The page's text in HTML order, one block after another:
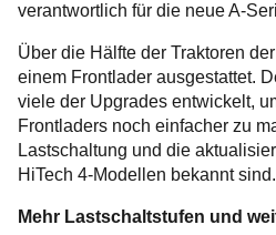
verantwortlich für die neue A-
Über die Hälfte der Traktoren
einem Frontlader ausgestattet.
viele der Upgrades entwickelt,
Frontladers noch einfacher zu
Lastschaltung und die
HiTech 4-Modellen bekannt sind.
Mehr Lastschaltstufen und